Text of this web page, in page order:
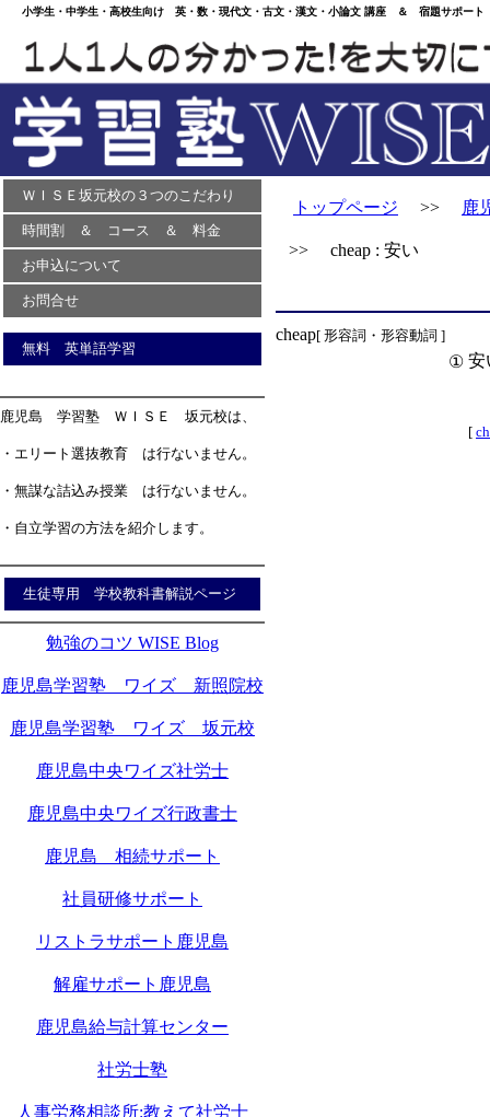
小学生・中学生・高校生向け 英・数・現代文・古文・漢文・小論文 講座 ＆ 宿題サポー
ＷＩＳＥ坂元校の３つのこだわり
時間割 ＆ コース ＆ 料金
お申込について
お問合せ
無料 英単語学習
鹿児島 学習塾 ＷＩＳＥ 坂元校は、
・エリート選抜教育 は行ないません。
・無謀な詰込み授業 は行ないません。
・自立学習の方法を紹介します。
生徒専用 学校教科書解説ページ
勉強のコツ WISE Blog
鹿児島学習塾 ワイズ 新照院校
鹿児島学習塾 ワイズ 坂元校
鹿児島中央ワイズ社労士
鹿児島中央ワイズ行政書士
鹿児島 相続サポート
社員研修サポート
リストラサポート鹿児島
解雇サポート鹿児島
鹿児島給与計算センター
社労士塾
人事労務相談所:教えて社労士
トップページ >> 鹿
>> cheap : 安い
cheap[ 形容詞・形容動詞 ]
① 安
[